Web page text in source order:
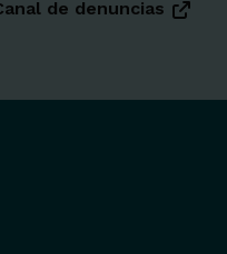
de denuncias